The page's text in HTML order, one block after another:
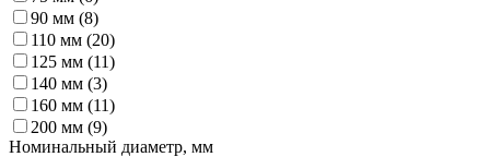
90 мм (8)
110 мм (20)
125 мм (11)
140 мм (3)
160 мм (11)
200 мм (9)
Номинальный диаметр, мм